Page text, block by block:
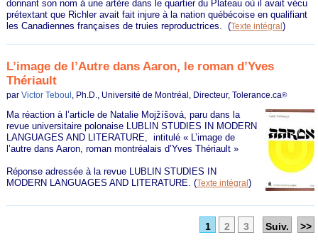
donnant son nom à une artère dans le quartier du Plateau où il avait vécu
prétextant que Richler avait fait injure à la nation québécoise en qualifiant
les Canadiennes françaises de truies reproductrices.(Texte intégral )
L’image de l’Autre dans Aaron, le roman d’Yves
Thériault
parVictor Teboul , Ph.D., Université de Montréal, Directeur, Tolerance.ca®
Ma réaction à l’article de Natalie Mojžíšová, paru dans la
revue universitaire polonaise LUBLIN STUDIES IN MODERN
LANGUAGES AND LITERATURE, intitulé « L’image de
l’autre dans Aaron, roman montréalais d’Yves Thériault »
Réponse adressée à la revue LUBLIN STUDIES IN
MODERN LANGUAGES AND LITERATURE.(Texte intégral )
1 2 3 Suiv. >>